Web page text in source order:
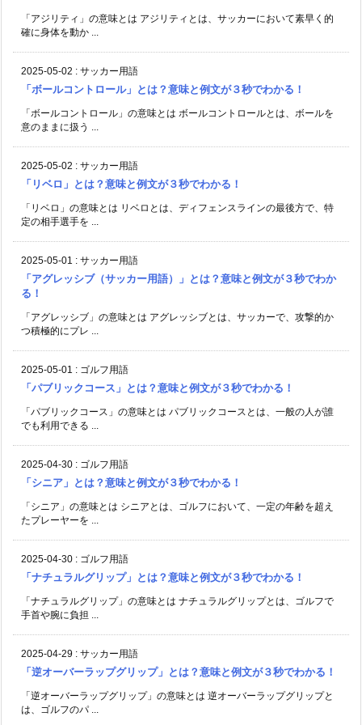
「アジリティ」の意味とは アジリティとは、サッカーにおいて素早く的
確に身体を動か ...
2025-05-02 : サッカー用語
「ボールコントロール」とは？意味と例文が３秒でわかる！
「ボールコントロール」の意味とは ボールコントロールとは、ボールを
意のままに扱う ...
2025-05-02 : サッカー用語
「リベロ」とは？意味と例文が３秒でわかる！
「リベロ」の意味とは リベロとは、ディフェンスラインの最後方で、特
定の相手選手を ...
2025-05-01 : サッカー用語
「アグレッシブ（サッカー用語）」とは？意味と例文が３秒でわか
る！
「アグレッシブ」の意味とは アグレッシブとは、サッカーで、攻撃的か
つ積極的にプレ ...
2025-05-01 : ゴルフ用語
「パブリックコース」とは？意味と例文が３秒でわかる！
「パブリックコース」の意味とは パブリックコースとは、一般の人が誰
でも利用できる ...
2025-04-30 : ゴルフ用語
「シニア」とは？意味と例文が３秒でわかる！
「シニア」の意味とは シニアとは、ゴルフにおいて、一定の年齢を超え
たプレーヤーを ...
2025-04-30 : ゴルフ用語
「ナチュラルグリップ」とは？意味と例文が３秒でわかる！
「ナチュラルグリップ」の意味とは ナチュラルグリップとは、ゴルフで
手首や腕に負担 ...
2025-04-29 : サッカー用語
「逆オーバーラップグリップ」とは？意味と例文が３秒でわかる！
「逆オーバーラップグリップ」の意味とは 逆オーバーラップグリップと
は、ゴルフのパ ...